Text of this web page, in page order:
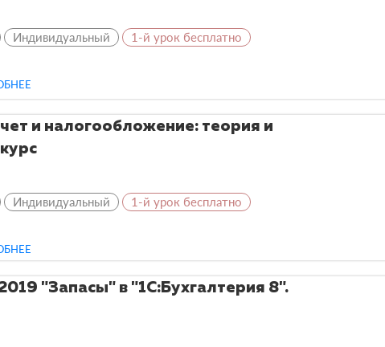
Индивидуальный
1-й урок бесплатно
и налогообложение: теория и
Индивидуальный
1-й урок бесплатно
"Запасы" в "1С:Бухгалтерия 8".